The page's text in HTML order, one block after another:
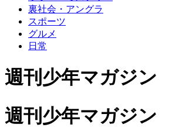
裏社会・アングラ
スポーツ
グルメ
日常
週刊少年マガジン
週刊少年マガジン